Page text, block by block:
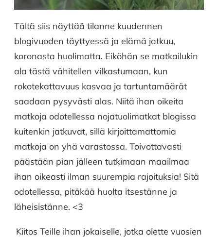
Tältä siis näyttää tilanne kuudennen
blogivuoden täyttyessä ja elämä jatkuu,
koronasta huolimatta. Eiköhän se matkailukin
ala tästä vähitellen vilkastumaan, kun
rokotekattavuus kasvaa ja tartuntamäärät
saadaan pysyvästi alas. Niitä ihan oikeita
matkoja odotellessa nojatuolimatkat blogissa
kuitenkin jatkuvat, sillä kirjoittamattomia
matkoja on yhä varastossa. Toivottavasti
päästään pian jälleen tutkimaan maailmaa
ihan oikeasti ilman suurempia rajoituksia! Sitä
odotellessa, pitäkää huolta itsestänne ja
läheisistänne. <3
Kiitos Teille ihan jokaiselle, jotka olette vuosien